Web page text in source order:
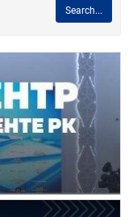
Search...